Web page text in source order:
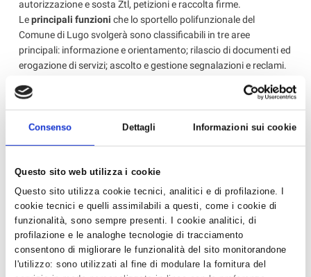
Consenso Dettagli Informazioni sui cookie
Questo sito web utilizza i cookie
Questo sito utilizza cookie tecnici, analitici e di profilazione. I
cookie tecnici e quelli assimilabili a questi, come i cookie di
funzionalità, sono sempre presenti. I cookie analitici, di
profilazione e le analoghe tecnologie di tracciamento
consentono di migliorare le funzionalità del sito monitorandone
l'utilizzo: sono utilizzati al fine di modulare la fornitura del
autorizzazione e sosta Ztl, petizioni e raccolta firme.
Leprincipali funzioni che lo sportello polifunzionale del
Comune di Lugo svolgerà sono classificabili in tre aree
principali: informazione e orientamento; rilascio di documenti ed
erogazione di servizi; ascolto e gestione segnalazioni e reclami.
multicanale
, ovvero allo sportello, al telefono, tramite il sito web
del Comune e del Museo Baracca, la pagina Facebook del
Comune, la stampa, il volantinaggio e le campagne di
polifunzionalità, erogherà servizi di competenza di uffici diversi
del Comune. Al nuovo sportello verranno trasferite le
competenze di altri uffici configurandosi come punto di accesso
privilegiato all'Amministrazione, dove il cittadino non solo può
trovare informazioni, presentare iscrizioni o avviare la
presentazione di pratiche ma anche completare pratiche di suo
interesse e necessità.